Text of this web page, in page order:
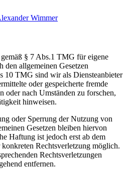
Wimmer
§ 7 Abs.1 TMG für eigene
den allgemeinen Gesetzen
10 TMG sind wir als Diensteanbieter
oder gespeicherte fremde
oder nach Umständen zu forschen,
hinweisen.
oder Sperrung der Nutzung von
Gesetzen bleiben hiervon
Haftung ist jedoch erst ab dem
Rechtsverletzung möglich.
Rechtsverletzungen
entfernen.